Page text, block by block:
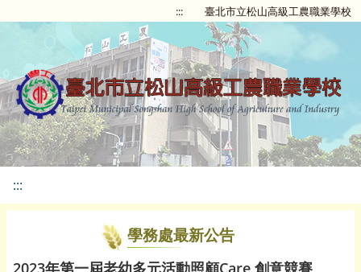
::: 臺北市立松山高級工農職業學校
:::
學務處最新公告
2023年第一屆老幼多元活動照顧Care 創意競賽